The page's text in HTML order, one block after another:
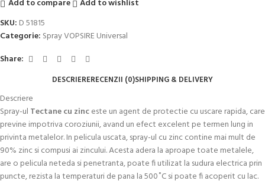
Add to compare
Add to wishlist
SKU: D 51815
Categorie: Spray VOPSIRE Universal
Share:
DESCRIERERECENZII (0)SHIPPING & DELIVERY
Descriere
Spray-ul Tectane cu zinceste un agent de protectie cu uscare rapida, care
previne impotriva coroziunii, avand un efect excelent pe termen lung in
privinta metalelor. In pelicula uscata, spray-ul cu zinc contine mai mult de
90% zinc si compusi ai zincului. Acesta adera la aproape toate metalele,
are o pelicula neteda si penetranta, poate fi utilizat la sudura electrica prin
puncte, rezista la temperaturi de pana la 500˚C si poate fi acoperit cu lac.